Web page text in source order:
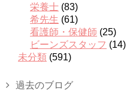
栄養士 (83)
希先生 (61)
看護師・保健師 (25)
ビーンズスタッフ (14)
未分類 (591)
過去のブログ